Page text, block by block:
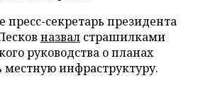
секретарь президента
назвал страшилками
руководства о планах
местную инфраструктуру.